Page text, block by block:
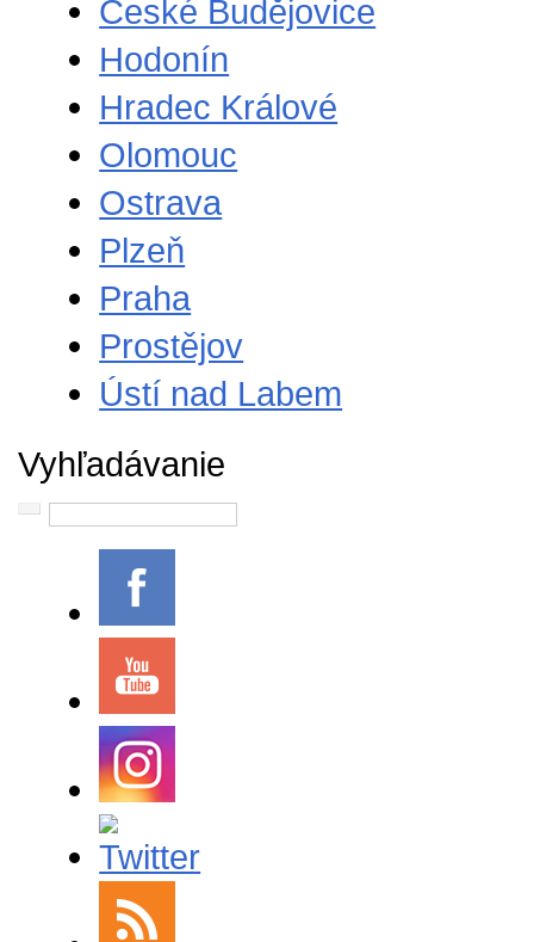
České Budějovice
Hodonín
Hradec Králové
Olomouc
Ostrava
Plzeň
Praha
Prostějov
Ústí nad Labem
Vyhľadávanie